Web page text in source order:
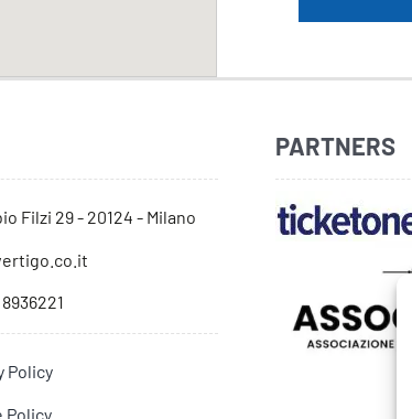
Filzi 29 - 20124 - Milano
Policy
Policy
PARTNERS